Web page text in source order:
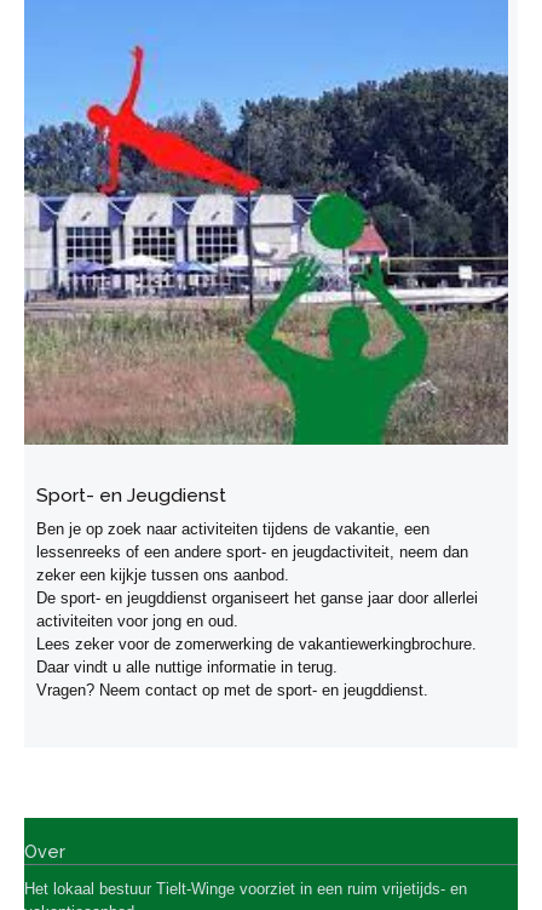
Sport- en Jeugdienst
Ben je op zoek naar activiteiten tijdens de vakantie, een
lessenreeks of een andere sport- en jeugdactiviteit, neem dan
zeker een kijkje tussen ons aanbod.
De sport- en jeugddienst organiseert het ganse jaar door allerlei
activiteiten voor jong en oud.
Lees zeker voor de zomerwerking de vakantiewerkingbrochure.
Daar vindt u alle nuttige informatie in terug.
Vragen? Neem contact op met de sport- en jeugddienst.
Over
Het lokaal bestuur Tielt-Winge voorziet in een ruim vrijetijds- en